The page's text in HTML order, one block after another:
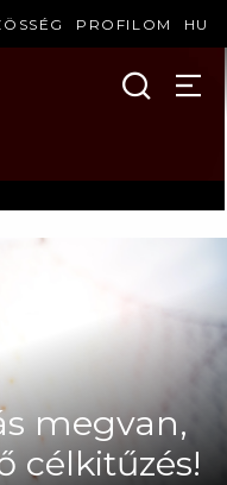
PROFILOM HU
megvan,
célkitűzés!